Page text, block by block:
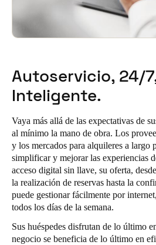
Autoservicio, 24/
Inteligente.
Vaya más allá de las expectativas de
al mínimo la mano de obra. Los
y los mercados para alquileres a largo
simplificar y mejorar las experiencias
acceso digital sin llave, su oferta,
la realización de reservas hasta la
puede gestionar fácilmente por
todos los días de la semana.
Sus huéspedes disfrutan de lo último
negocio se beneficia de lo último en